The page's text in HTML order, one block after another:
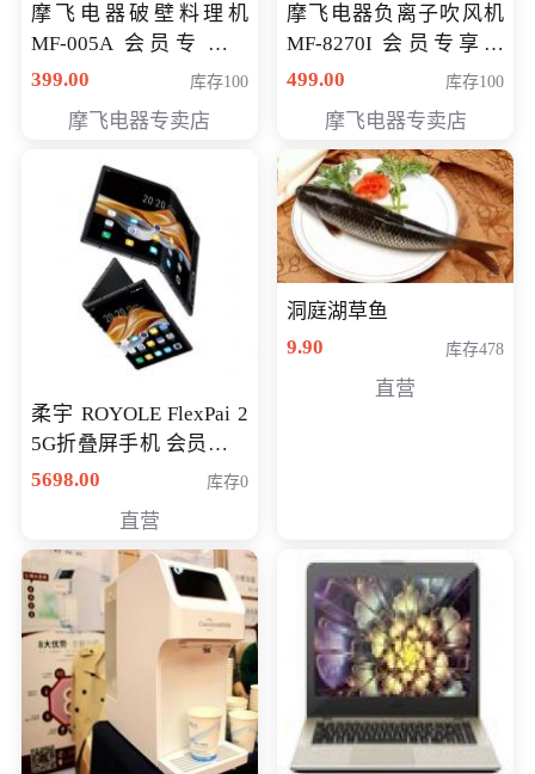
摩飞电器破壁料理机
MF-005A 会员专享价
198元
399.00 库存100
摩飞电器专卖店
摩飞电器负离子吹风机
MF-8270I 会员专享价
369元
499.00 库存100
摩飞电器专卖店
柔宇 ROYOLE FlexPai 2
5G折叠屏手机 会员专享
购买价格 4998元
5698.00 库存0
直营
洞庭湖草鱼
9.90
库存478
直营